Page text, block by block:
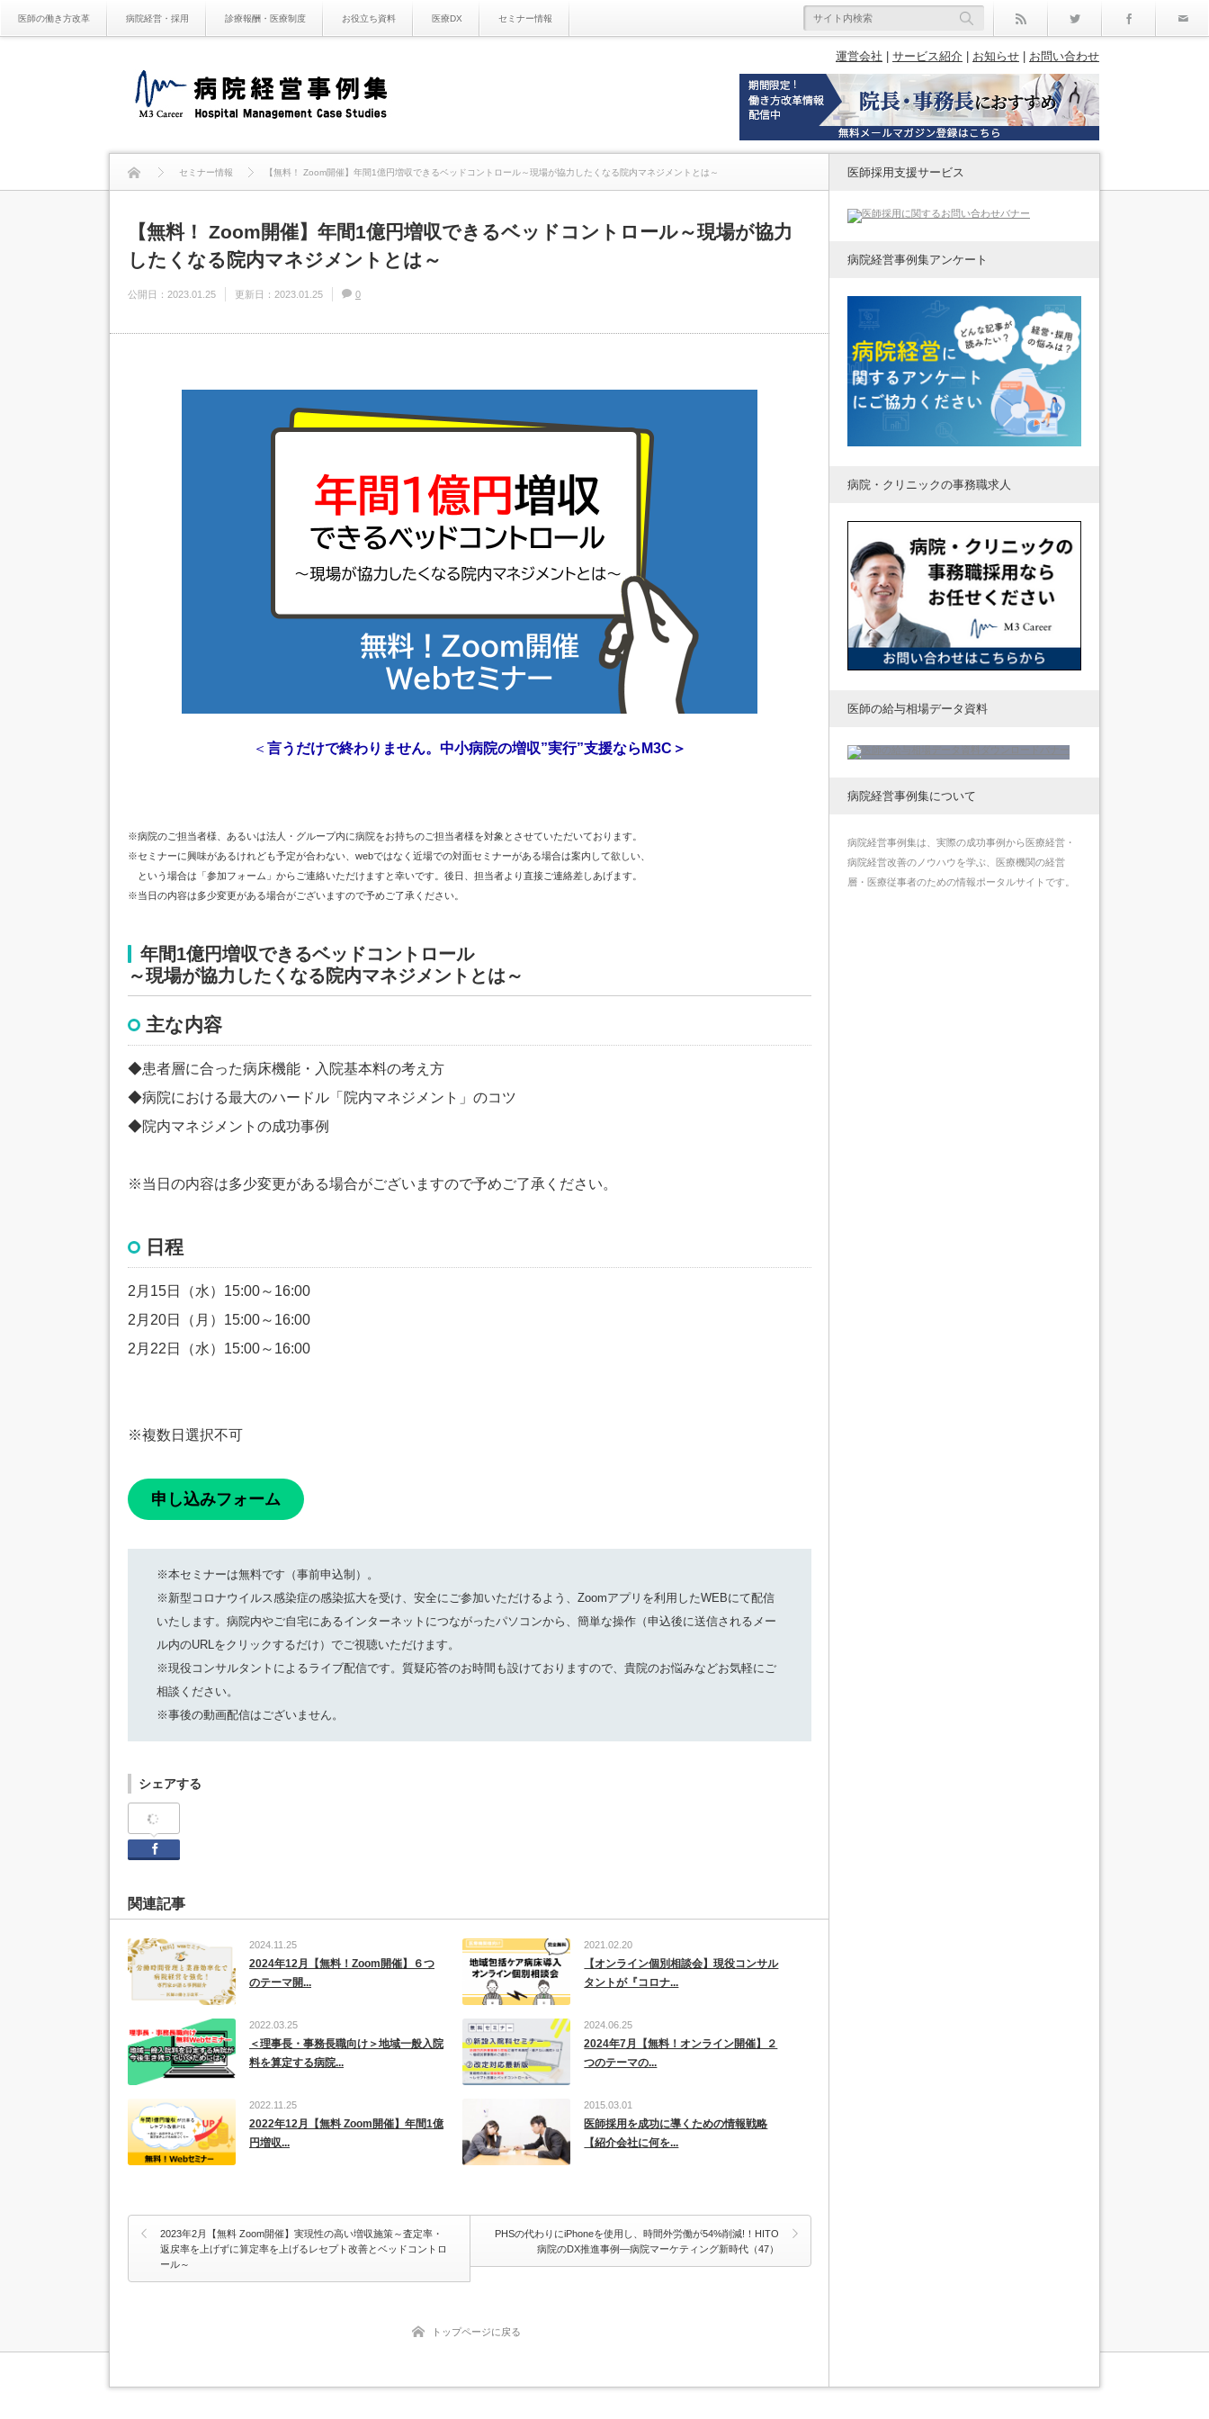
医師の働き方改革 病院経営・採用 診療報酬・医療制度 お役立ち資料 医療DX セミナー情報
運営会社 サービス紹介 お知らせ お問い合わせ
セミナー情報 【無料！ Zoom開催】年間1億円増収できるベッドコントロール～現場が協力したくなる院内マネジメントとは～
【無料！ Zoom開催】年間1億円増収できるベッドコントロール～現場が協力
したくなる院内マネジメントとは～
公開日： 2023.01.25 更新日： 2023.01.25 0
＜ 言うだけで終わりません。中小病院の増収”実行”支援ならM3C＞
※病院のご担当者様、あるいは法人・グループ内に病院をお持ちのご担当者様を対象とさせていただいております。
※セミナーに興味があるけれども予定が合わない、webではなく近場での対面セミナーがある場合は案内して欲しい、
という場合は「参加フォーム」からご連絡いただけますと幸いです。後日、担当者より直接ご連絡差しあげます。
※当日の内容は多少変更がある場合がございますので予めご了承ください。
年間1億円増収できるベッドコントロール
～現場が協力したくなる院内マネジメントとは～
主な内容
◆患者層に合った病床機能・入院基本料の考え方
◆病院における最大のハードル「院内マネジメント」のコツ
◆院内マネジメントの成功事例
※当日の内容は多少変更がある場合がございますので予めご了承ください。
日程
2月15日（水）15:00～16:00
2月20日（月）15:00～16:00
2月22日（水）15:00～16:00
※複数日選択不可
申し込みフォーム
※本セミナーは無料です（事前申込制）。
※新型コロナウイルス感染症の感染拡大を受け、安全にご参加いただけるよう、Zoomアプリを利用したWEBにて配信
いたします。病院内やご自宅にあるインターネットにつながったパソコンから、簡単な操作（申込後に送信されるメー
ル内のURLをクリックするだけ）でご視聴いただけます。
※現役コンサルタントによるライブ配信です。質疑応答のお時間も設けておりますので、貴院のお悩みなどお気軽にご
相談ください。
※事後の動画配信はございません。
シェアする
関連記事
2024.11.25
2024年12月【無料！Zoom開催】６つ
のテーマ開...
2021.02.20
【オンライン個別相談会】現役コンサル
タントが『コロナ...
2022.03.25
＜理事長・事務長職向け＞地域一般入院
料を算定する病院...
2024.06.25
2024年7月【無料！オンライン開催】２
つのテーマの...
2022.11.25
2022年12月【無料 Zoom開催】年間1億
円増収...
2015.03.01
医師採用を成功に導くための情報戦略
【紹介会社に何を...
2023年2月【無料 Zoom開催】実現性の高い増収施策～査定率・
返戻率を上げずに算定率を上げるレセプト改善とベッドコントロ
ール～
PHSの代わりにiPhoneを使用し、時間外労働が54%削減!！HITO
病院のDX推進事例―病院マーケティング新時代（47）
トップページに戻る
医師採用支援サービス
病院経営事例集アンケート
病院・クリニックの事務職求人
医師の給与相場データ資料
病院経営事例集について
病院経営事例集は、実際の成功事例から医療経営・
病院経営改善のノウハウを学ぶ、医療機関の経営
層・医療従事者のための情報ポータルサイトです。